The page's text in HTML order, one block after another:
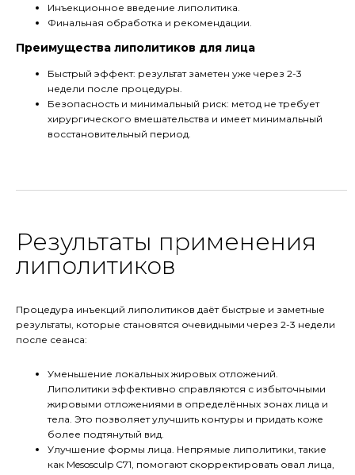
Инъекционное введение липолитика.
Финальная обработка и рекомендации.
Преимущества липолитиков для лица
Быстрый эффект: результат заметен уже через 2-3
недели после процедуры.
Безопасность и минимальный риск: метод не требует
хирургического вмешательства и имеет минимальный
восстановительный период.
Результаты применения
липолитиков
Процедура инъекций липолитиков даёт быстрые и заметные
результаты, которые становятся очевидными через 2-3 недели
после сеанса:
Уменьшение локальных жировых отложений.
Липолитики эффективно справляются с избыточными
жировыми отложениями в определённых зонах лица и
тела. Это позволяет улучшить контуры и придать коже
более подтянутый вид.
Улучшение формы лица. Непрямые липолитики, такие
как Mesosculp C71, помогают скорректировать овал лица,